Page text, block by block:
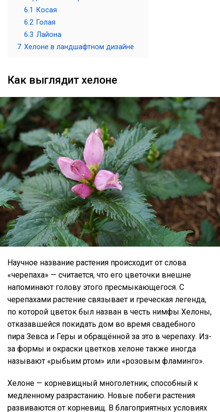
6.1
Косая
6.2 Голая
6.3 Лайона
7 Хелоне в ландшафтном дизайне
Как выглядит хелоне
Научное название растения происходит от слова
«черепаха» — считается, что его цветочки внешне
напоминают голову этого пресмыкающегося. С
черепахами растение связывает и греческая легенда,
по которой цветок был назван в честь нимфы Хелоны,
отказавшейся покидать дом во время свадебного
пира Зевса и Геры и обращённой за это в черепаху. Из-
за формы и окраски цветков хелоне также иногда
называют «рыбьим ртом» или «розовым фламинго».
Хелоне — корневищный многолетник, способный к
медленному разрастанию. Новые побеги растения
развиваются от корневищ. В благоприятных условиях